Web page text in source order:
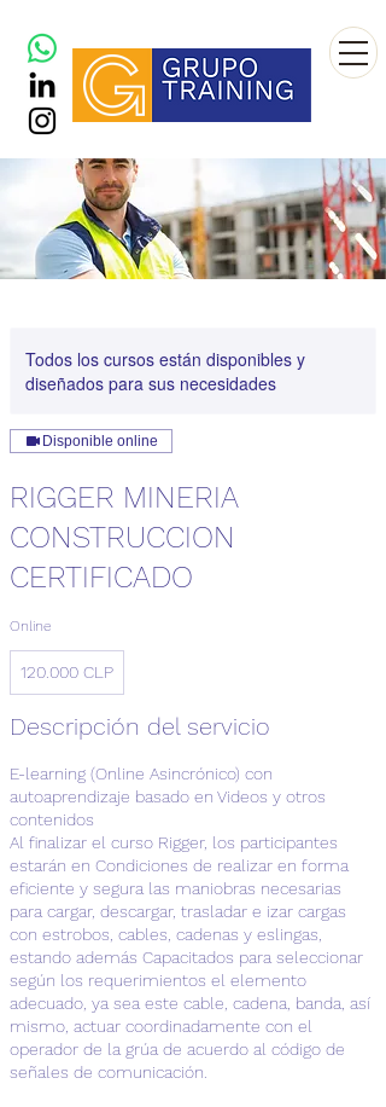
Todos los cursos están disponibles y
diseñados para sus necesidades
Disponible online
RIGGER MINERIA
CONSTRUCCION
CERTIFICADO
Online
pesos
120.000 CLP
Descripción del servicio
E-learning (Online Asincrónico) con
autoaprendizaje basado en Videos y otros
contenidos
Al finalizar el curso Rigger, los participantes
estarán en Condiciones de realizar en forma
eficiente y segura las maniobras necesarias
para cargar, descargar, trasladar e izar cargas
con estrobos, cables, cadenas y eslingas,
estando además Capacitados para seleccionar
según los requerimientos el elemento
adecuado, ya sea este cable, cadena, banda, así
mismo, actuar coordinadamente con el
operador de la grúa de acuerdo al código de
señales de comunicación.